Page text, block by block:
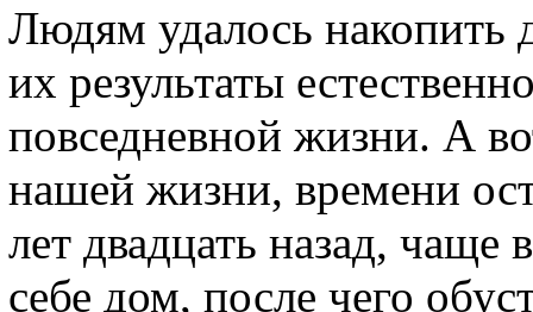
Людям удалось накопить
их результаты
повседневной жизни. А
нашей жизни, времени
лет двадцать назад, чаще
себе дом, после чего